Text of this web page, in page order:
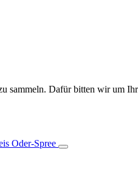
sammeln. Dafür bitten wir um